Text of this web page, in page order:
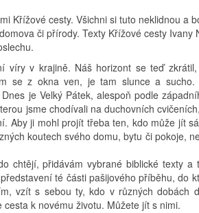
Křížové cesty. Všichni si tuto neklidnou a
či přírody. Texty Křížové cesty Ivany
víry v krajině. Náš horizont se teď
se z okna ven, je tam slunce a
je Velký Pátek, alespoň podle
jsme chodívali na duchovních
Aby ji mohl projít třeba ten, kdo může jít
koutech svého domu, bytu či pokoje,
chtějí, přidávám vybrané biblické texty a
té části pašijového příběhu, do
vzít s sebou ty, kdo v různých dobách
k novému životu. Můžete jít s nimi.